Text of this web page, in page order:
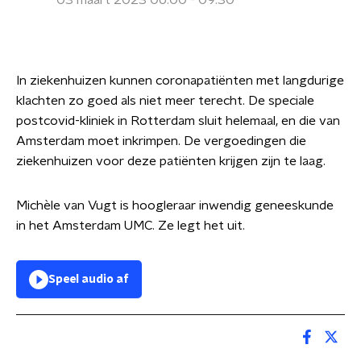
In ziekenhuizen kunnen coronapatiënten met langdurige
klachten zo goed als niet meer terecht. De speciale
postcovid-kliniek in Rotterdam sluit helemaal, en die van
Amsterdam moet inkrimpen. De vergoedingen die
ziekenhuizen voor deze patiënten krijgen zijn te laag.
Michèle van Vugt is hoogleraar inwendig geneeskunde
in het Amsterdam UMC. Ze legt het uit.
Speel audio af